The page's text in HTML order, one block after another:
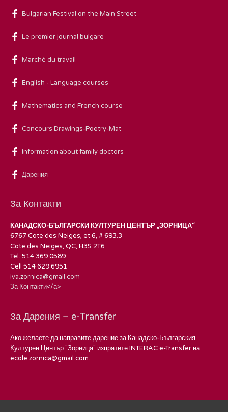
Bulgarian Festival on the Main Street
Le premier journal bulgare
Marché du travail
English - Language courses
Mathematics and French course
Concours Drawings-Poetry-Mat
Information about family doctors
Дарения
За Контакти
КАНАДСКО-БЪЛГАРСКИ КУЛТУРЕН ЦЕНТЪР „ЗОРНИЦА“
6767 Cote des Neiges, et.6, # 693.3
Cote des Neiges, QC, H3S 2T6
Tel. 514 369 0589
Cell 514 629 6951
iva.zornica@gmail.com
За Контакти</а>
За Дарения – e-Transfer
Ако желаете да направите дарение за Канадско-Българския
Културен Център "Зорница" изпратете INTERAC e-Transfer на
ecole.zornica@gmail.com.